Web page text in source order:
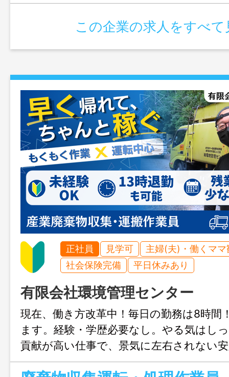
この企業の求人をすべて
正社員 見学可
主婦(夫)・働くママ
社会保険完備
平日休みあり
有限会社環境管理センター
現在、働き方改革中！毎日の勤務は8時間
ます。経験・学歴必要なし。やる気はし
貢献が高い仕事で、景気に左右されない
しよう！